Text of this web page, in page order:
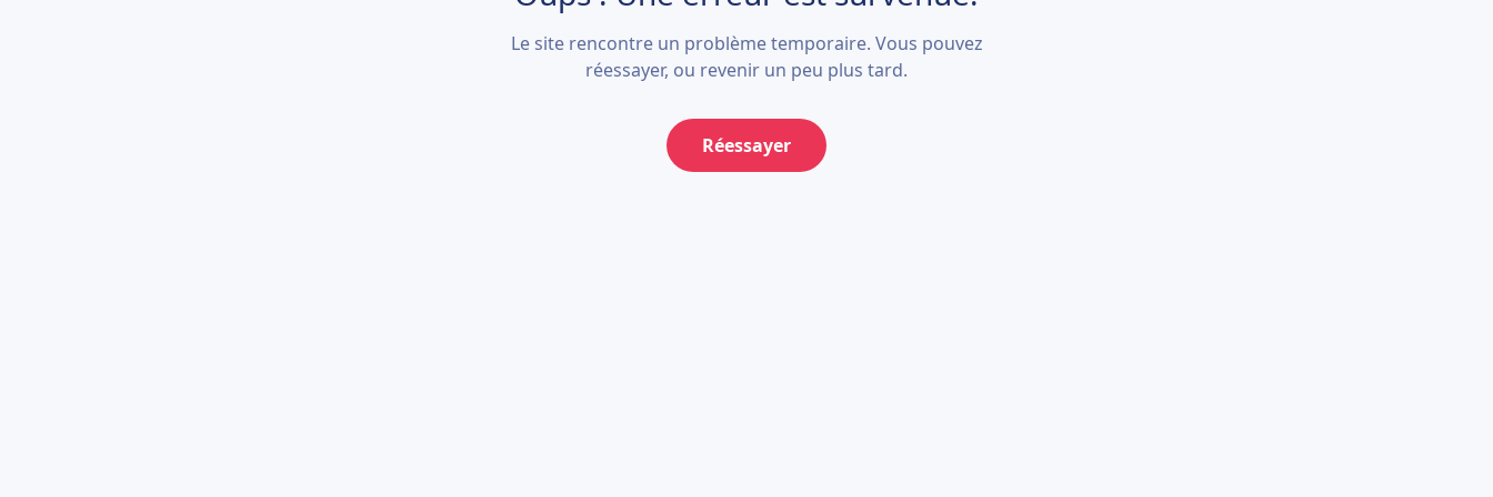
Le site rencontre un problème temporaire. Vous pouvez
réessayer, ou revenir un peu plus tard.
Réessayer